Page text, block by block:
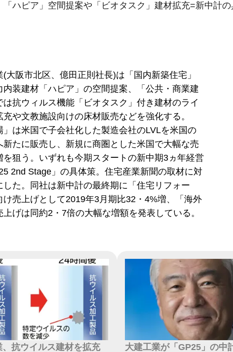
「ハピア」空間提案や「ビオタスク」建材拡充=新中計
(大阪市北区、億田正則社長)は「国内新築住宅」
内装建材「ハピア」の空間提案、「公共・商業建
は抗ウィルス機能「ビオタスク」付き建材のライ
充や文教施設向けの床材販売などを強化する。
」は米国で子会社化した製造会社のLVLを米国の
新たに販売し、新規に商圏とした米国で大幅な売
を狙う。いずれも今期スタートの新中期3ヵ年経営
2nd Stage」の具体策。住宅産業新聞の取材に対
した。同社は新中計の最終期に「住宅リフォー
け売上げとして2019年3月期比32・4%増、「海外
げは同約2・7倍の大幅な増額を発表している。
、抗ウイルス建材を拡充
大建工業が「GP25」の中